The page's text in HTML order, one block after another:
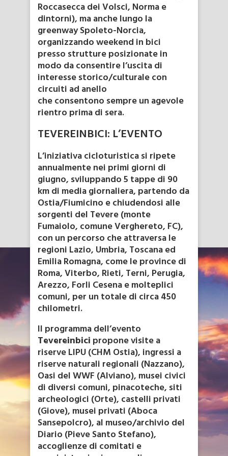
Roccasecca dei Volsci, Norma e
dintorni), ma anche lungo la
greenway Spoleto-Norcia,
organizzando weekend in bici
presso strutture posizionate in
modo da consentire l’uscita di
interesse storico/culturale con
circuiti ad anello
che consentono sempre un agevole
rientro prima di sera.
TEVEREINBICI: L’EVENTO
L’iniziativa cicloturistica si ripete
annualmente nei primi giorni di
giugno, sviluppando 5 tappe di 90
km di media giornaliera, partendo da
Ostia/Fiumicino e chiudendosi alle
sorgenti del Tevere (monte
Fumaiolo, comune Verghereto, FC),
con un percorso che attraversa le
regioni Lazio, Umbria, Toscana ed
Emilia Romagna, come le province di
Roma, Viterbo, Rieti, Terni, Perugia,
Arezzo, Forli Cesena e molteplici
comuni, per un totale di circa 450
chilometri.
Il programma dell’evento
Tevereinbici propone visite a
riserve LIPU (CHM Ostia), ingressi a
riserve naturali regionali (Nazzano),
Oasi del WWF (Alviano), musei civici
di diversi comuni, pinacoteche, siti
archeologici (Orte), castelli privati
(Giove), musei privati (Aboca
Sansepolcro), al museo/archivio del
Diario (Pieve Santo Stefano),
accoglienze di comitati e